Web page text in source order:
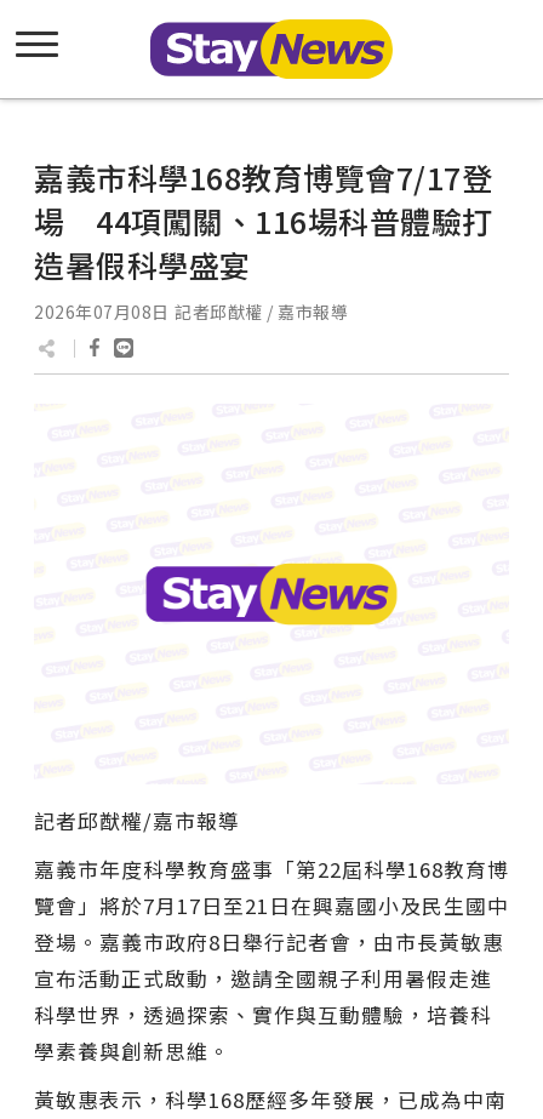
嘉義市科學168教育博覽會7/17登
場 44項闖關、116場科普體驗打
造暑假科學盛宴
2026年07月08日 記者邱猷權 / 嘉市報導
記者邱猷權/嘉市報導
嘉義市年度科學教育盛事「第22屆科學168教育博
覽會」將於7月17日至21日在興嘉國小及民生國中
登場。嘉義市政府8日舉行記者會，由市長黃敏惠
宣布活動正式啟動，邀請全國親子利用暑假走進
科學世界，透過探索、實作與互動體驗，培養科
學素養與創新思維。
黃敏惠表示，科學168歷經多年發展，已成為中南